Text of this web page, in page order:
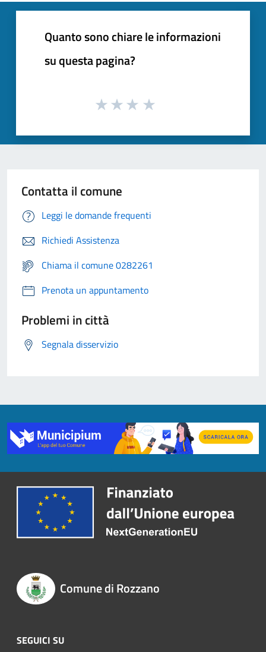
Quanto sono chiare le informazioni
su questa pagina?
Contatta il comune
Leggi le domande frequenti
Richiedi Assistenza
Chiama il comune 0282261
Prenota un appuntamento
Problemi in città
Segnala disservizio
Comune di Rozzano
SEGUICI SU